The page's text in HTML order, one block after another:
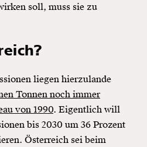
Dir!
dass sie für alle
sind für alle frei im
Und das wird auch
uns für den Fortschritt und
Mitgliedsbeitrag.
soll, muss sie zu
liegen hierzulande
Tonnen noch immer
von 1990. Eigentlich will
bis 2030 um 36 Prozent
Österreich sei beim